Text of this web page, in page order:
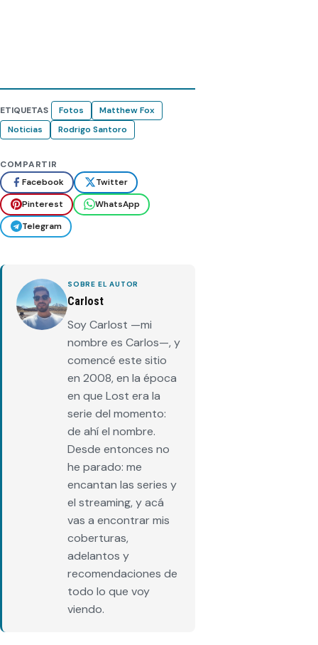
ETIQUETAS Fotos
Matthew Fox
Noticias
Rodrigo Santoro
COMPARTIR
Facebook
Twitter
Pinterest
WhatsApp
Telegram
SOBRE EL AUTOR
Carlost
Soy Carlost —mi
nombre es Carlos—, y
comencé este sitio
en 2008, en la época
en que Lost era la
serie del momento:
de ahí el nombre.
Desde entonces no
he parado: me
encantan las series y
el streaming, y acá
vas a encontrar mis
coberturas,
adelantos y
recomendaciones de
todo lo que voy
viendo.